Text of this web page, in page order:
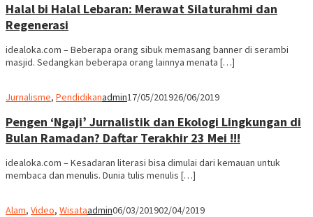
Halal bi Halal Lebaran: Merawat Silaturahmi dan
Regenerasi
idealoka.com – Beberapa orang sibuk memasang banner di serambi
masjid. Sedangkan beberapa orang lainnya menata […]
Jurnalisme, Pendidikanadmin17/05/201926/06/2019
Pengen ‘Ngaji’ Jurnalistik dan Ekologi Lingkungan di
Bulan Ramadan? Daftar Terakhir 23 Mei !!!
idealoka.com – Kesadaran literasi bisa dimulai dari kemauan untuk
membaca dan menulis. Dunia tulis menulis […]
Alam, Video, Wisataadmin06/03/201902/04/2019